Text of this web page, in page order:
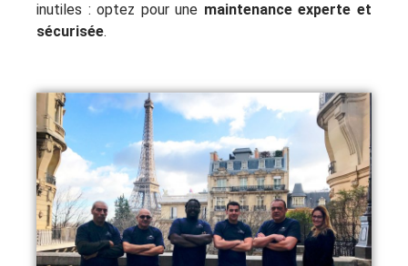
inutiles : optez pour une maintenance experte et
sécurisée.